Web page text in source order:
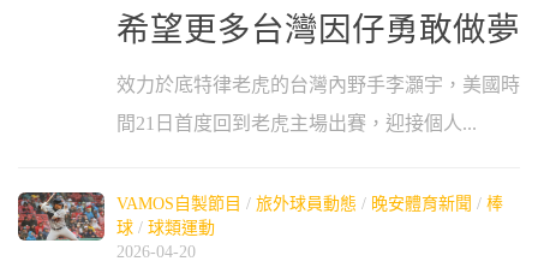
希望更多台灣因仔勇敢做夢
效力於底特律老虎的台灣內野手李灝宇，美國時
間21日首度回到老虎主場出賽，迎接個人...
VAMOS自製節目 / 旅外球員動態 / 晚安體育新聞 / 棒
球 / 球類運動
2026-04-20